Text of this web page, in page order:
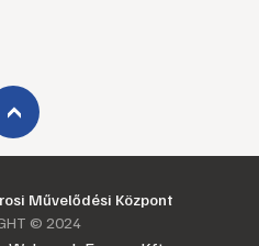
Művelődési Központ
© 2024